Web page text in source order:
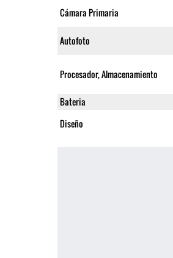
Cámara Primaria
Autofoto
Procesador, Almacenamiento
Bateria
Diseño